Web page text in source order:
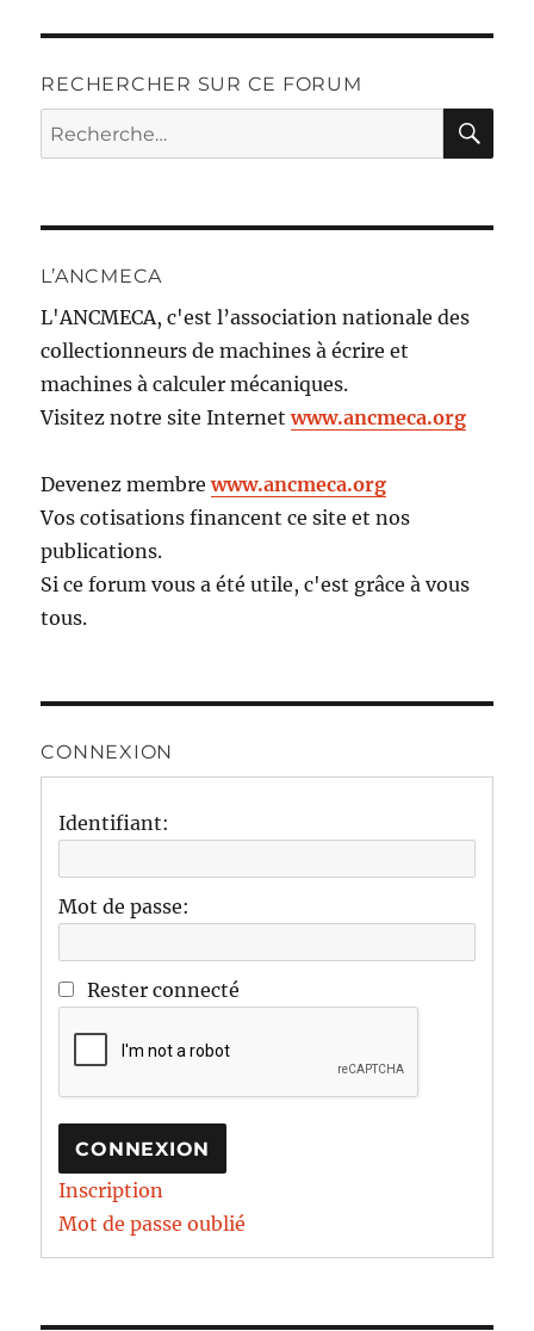
RECHERCHER SUR CE FORUM
Recherche
pour :
L’ANCMECA
L'ANCMECA, c'est l’association nationale des
collectionneurs de machines à écrire et
machines à calculer mécaniques.
Visitez notre site Internetwww.ancmeca.org
Devenez membrewww.ancmeca.org
Vos cotisations financent ce site et nos
publications.
Si ce forum vous a été utile, c'est grâce à vous
tous.
CONNEXION
Identifiant:
Mot de passe:
Rester connecté
CONNEXION
Inscription
Mot de passe oublié